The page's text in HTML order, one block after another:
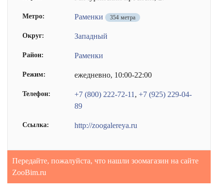
Метро: Раменки 354 метра
Округ: Западный
Район: Раменки
Режим: ежедневно, 10:00-22:00
Телефон: +7 (800) 222-72-11 , +7 (925) 229-04-
89
Ссылка: http://zoogalereya.ru
Передайте, пожалуйста, что нашли зоомагазин на сайте
ZooBim.ru